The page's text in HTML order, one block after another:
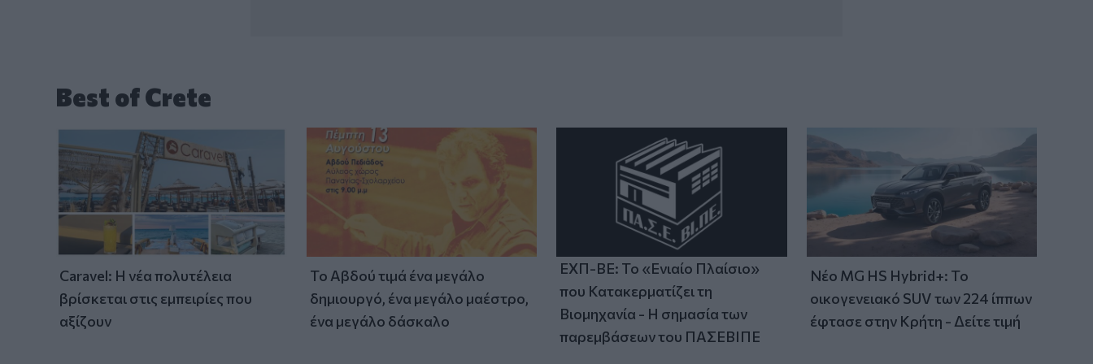
Best of Crete
Caravel: Η νέα πολυτέλεια
βρίσκεται στις εμπειρίες που
αξίζουν
Το Αβδού τιμά ένα μεγάλο
δημιουργό, ένα μεγάλο μαέστρο,
ένα μεγάλο δάσκαλο
ΕΧΠ-ΒΕ: Το «Ενιαίο Πλαίσιο»
που Κατακερματίζει τη
Βιομηχανία - Η σημασία των
παρεμβάσεων του ΠΑΣΕΒΙΠΕ
Νέο MG HS Hybrid+: Το
οικογενειακό SUV των 224 ίππων
έφτασε στην Κρήτη - Δείτε τιμή